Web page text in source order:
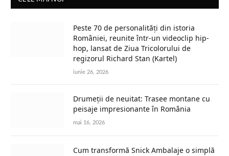
Peste 70 de personalități din istoria
României, reunite într-un videoclip hip-
hop, lansat de Ziua Tricolorului de
regizorul Richard Stan (Kartel)
iunie 26, 2026
Drumeții de neuitat: Trasee montane cu
peisaje impresionante în România
mai 16, 2026
Cum transformă Snick Ambalaje o simplă